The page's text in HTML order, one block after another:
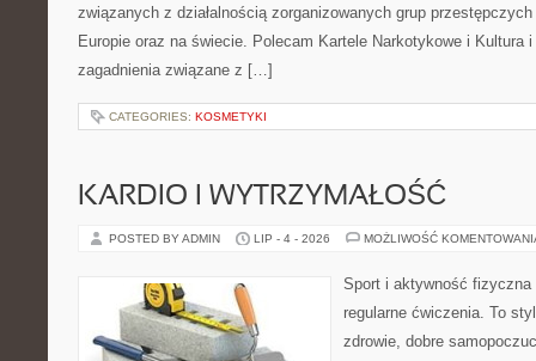
związanych z działalnością zorganizowanych grup
Europie oraz na świecie. Polecam Kartele Narkotykowe i Kultura
zagadnienia związane z […]
CATEGORIES: KOSMETYKI
KARDIO I WYTRZYMAŁOŚĆ
POSTED BY ADMIN LIP - 4 - 2026 MOŻLIWOŚĆ
Sport i aktywność
regularne ćwiczenia. To
zdrowie, dobre